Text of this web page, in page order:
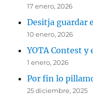
17 enero, 2026
Desitja guardar
10 enero, 2026
YOTA Contest y
1 enero, 2026
Por fin lo
25 diciembre, 2025